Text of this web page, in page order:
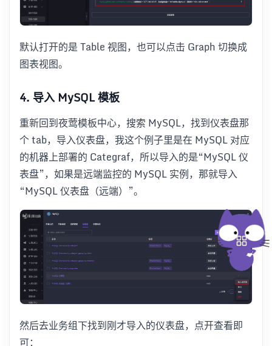
默认打开的是 Table 视图，也可以点击 Graph 切换成
图表视图。
4. 导入 MySQL 模板
重新回到夜莺模板中心，搜索 MySQL，找到仪表盘那
个 tab，导入仪表盘，我这个例子里是在 MySQL 对应
的机器上部署的 Categraf，所以导入的是“MySQL 仪
表盘”，如果是远端监控的 MySQL 实例，那就导入
“MySQL 仪表盘（远端）”。
然后去业务组下找到刚才导入的仪表盘，点开查看即
可：